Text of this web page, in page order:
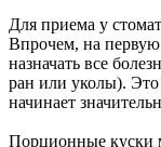
Для приема у
Впрочем, на
назначать все
ран или уколы).
начинает
Порционные куски